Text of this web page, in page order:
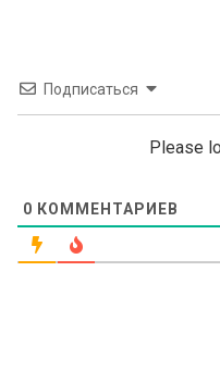
Подписаться
Please
0 КОММЕНТАРИЕВ